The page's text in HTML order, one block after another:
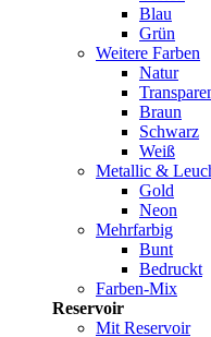
Blau
Grün
Weitere Farben
Natur
Braun
Schwarz
Weiß
Metallic &
Gold
Neon
Mehrfarbig
Bunt
Bedruckt
Farben-Mix
Reservoir
Mit Reservoir